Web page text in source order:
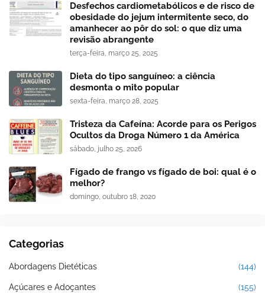
Desfechos cardiometabólicos e de risco de
obesidade do jejum intermitente seco, do
amanhecer ao pôr do sol: o que diz uma
revisão abrangente
terça-feira, março 25, 2025
Dieta do tipo sanguíneo: a ciência
desmonta o mito popular
sexta-feira, março 28, 2025
Tristeza da Cafeína: Acorde para os Perigos
Ocultos da Droga Número 1 da América
sábado, julho 25, 2026
Fígado de frango vs fígado de boi: qual é o
melhor?
domingo, outubro 18, 2020
Categorias
Abordagens Dietéticas (144)
Açúcares e Adoçantes (155)